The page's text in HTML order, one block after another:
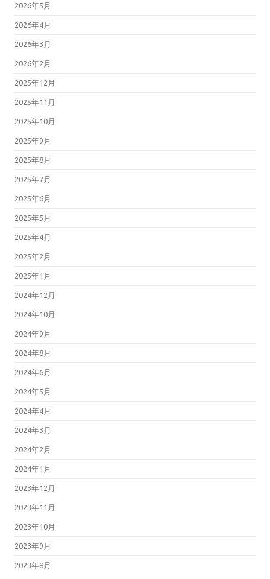
2026年5月
2026年4月
2026年3月
2026年2月
2025年12月
2025年11月
2025年10月
2025年9月
2025年8月
2025年7月
2025年6月
2025年5月
2025年4月
2025年2月
2025年1月
2024年12月
2024年10月
2024年9月
2024年8月
2024年6月
2024年5月
2024年4月
2024年3月
2024年2月
2024年1月
2023年12月
2023年11月
2023年10月
2023年9月
2023年8月